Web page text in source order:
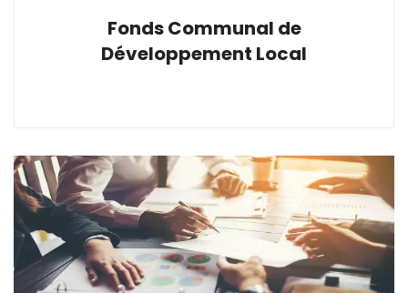
Fonds Communal de
Développement Local